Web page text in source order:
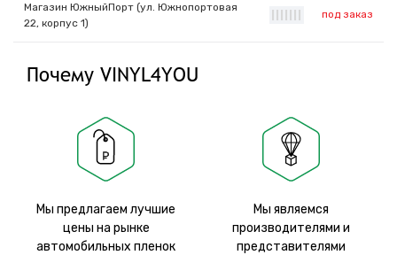
Магазин ЮжныйПорт (ул. Южнопортовая
22, корпус 1)
под заказ
Почему VINYL4YOU
Мы предлагаем лучшие
цены на рынке
автомобильных пленок
Мы являемся
производителями и
представителями